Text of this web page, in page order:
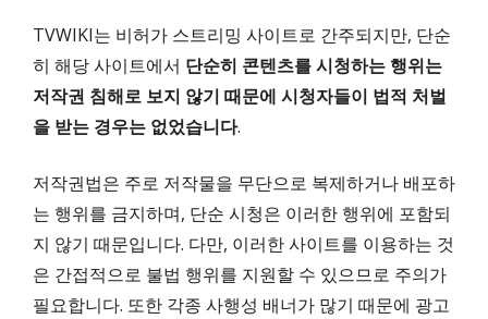
TVWIKI는 비허가 스트리밍 사이트로 간주되지만, 단순
히 해당 사이트에서 단순히 콘텐츠를 시청하는 행위는
저작권 침해로 보지 않기 때문에 시청자들이 법적 처벌
을 받는 경우는 없었습니다.
저작권법은 주로 저작물을 무단으로 복제하거나 배포하
는 행위를 금지하며, 단순 시청은 이러한 행위에 포함되
지 않기 때문입니다. 다만, 이러한 사이트를 이용하는 것
은 간접적으로 불법 행위를 지원할 수 있으므로 주의가
필요합니다. 또한 각종 사행성 배너가 많기 때문에 광고